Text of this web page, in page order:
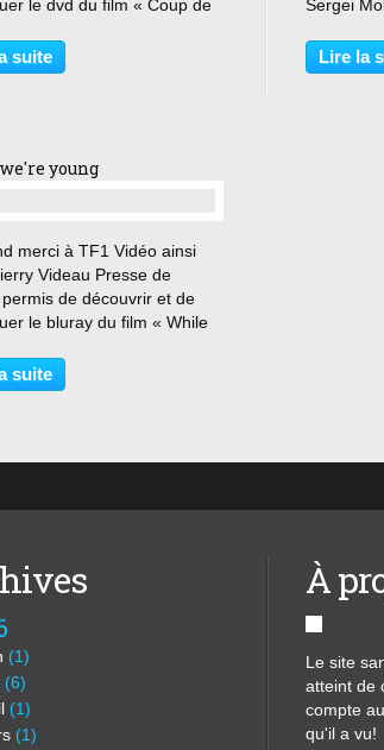
le dvd du film « Coup de
possible. Pourquoi il ne
par les règles comme tout
suite
Sergei
fascistes
Lire la
young
merci à TF1 Vidéo ainsi
Videau Presse de
permis de découvrir et de
le bluray du film « While
liberté. Ce qu’on en fait
» Josh et Cornelia
suite
(1)
(6)
(1)
(1)
À
Le site
atteint de
compte
qu'il a vu!